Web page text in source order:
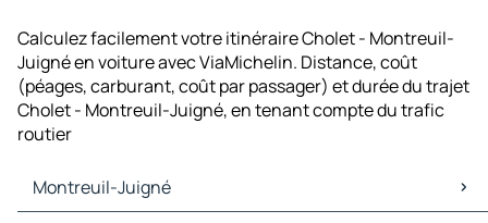
Calculez facilement votre itinéraire Cholet - Montreuil-
Juigné en voiture avec ViaMichelin. Distance, coût
(péages, carburant, coût par passager) et durée du trajet
Cholet - Montreuil-Juigné, en tenant compte du trafic
routier
Montreuil-Juigné